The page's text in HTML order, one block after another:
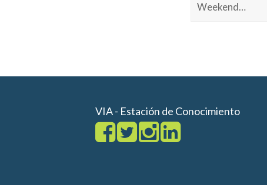
Weekend…
VIA - Estación de Conocimiento